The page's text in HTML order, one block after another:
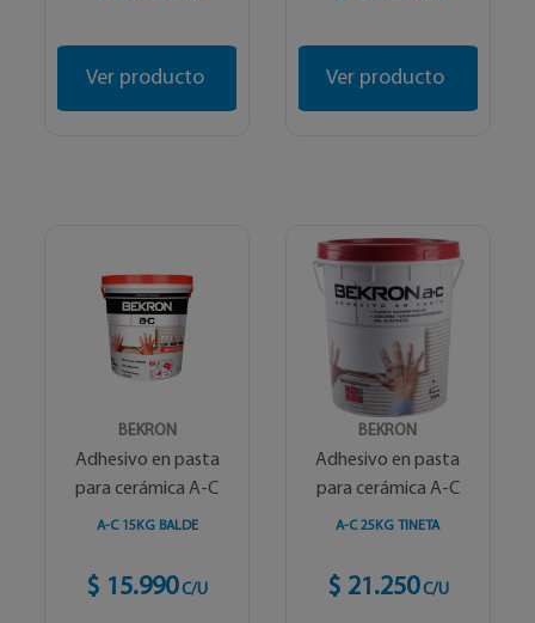
Ver producto Ver producto
BEKRON
Adhesivo en pasta
para cerámica A-C
A-C 15KG BALDE
$ 15.990 C/U
BEKRON
Adhesivo en pasta
para cerámica A-C
A-C 25KG TINETA
$ 21.250 C/U